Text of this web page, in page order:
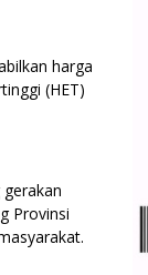
harga
(HET)
Provinsi